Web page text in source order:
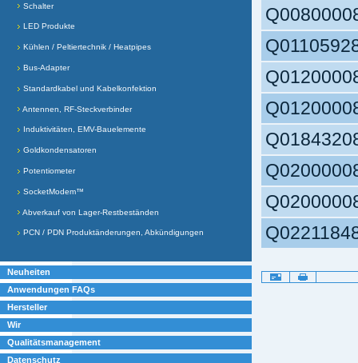
Schalter
LED Produkte
Kühlen / Peltiertechnik / Heatpipes
Bus-Adapter
Standardkabel und Kabelkonfektion
Antennen, RF-Steckverbinder
Induktivitäten, EMV-Bauelemente
Goldkondensatoren
Potentiometer
SocketModem™
Abverkauf von Lager-Restbeständen
PCN / PDN Produktänderungen, Abkündigungen
Neuheiten
Anwendungen FAQs
Hersteller
Wir
Qualitätsmanagement
Datenschutz
Artikelaktionen